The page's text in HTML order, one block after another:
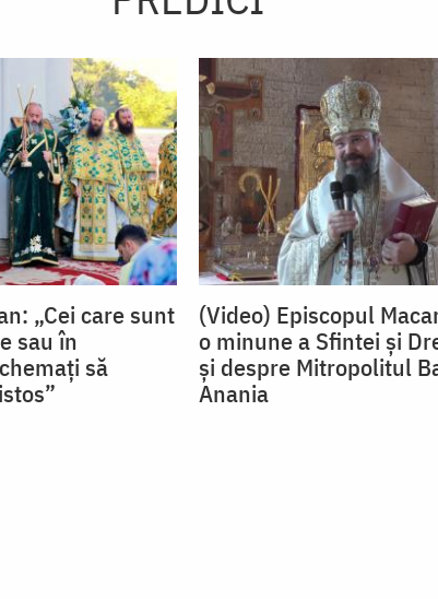
„Cei care sunt
sau în
să
(Video) Episcopul
o minune a Sfintei și
și despre Mitropolitul
Anania